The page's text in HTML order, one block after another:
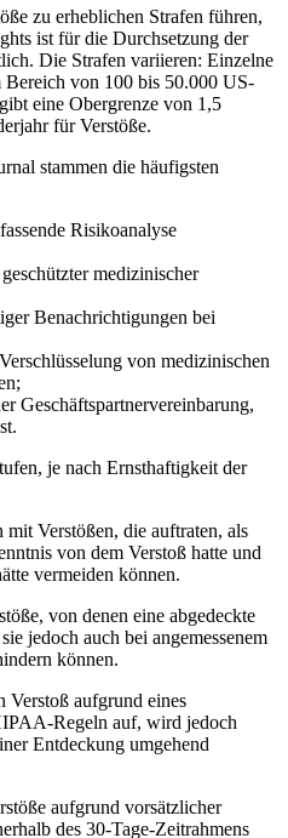
zu erheblichen Strafen führen,
ist für die Durchsetzung der
Die Strafen variieren: Einzelne
Bereich von 100 bis 50.000 US-
eine Obergrenze von 1,5
für Verstöße.
stammen die häufigsten
Risikoanalyse
medizinischer
Benachrichtigungen bei
von medizinischen
Geschäftspartnervereinbarung,
je nach Ernsthaftigkeit der
mit Verstößen, die auftraten, als
von dem Verstoß hatte und
vermeiden können.
von denen eine abgedeckte
jedoch auch bei angemessenem
können.
Verstoß aufgrund eines
Regeln auf, wird jedoch
Entdeckung umgehend
aufgrund vorsätzlicher
des 30-Tage-Zeitrahmens